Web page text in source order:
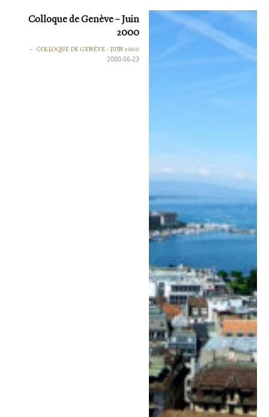
Colloque de Genève – Juin
2000
COLLOQUE DE GENÈVE - JUIN 2000
2000-06-23